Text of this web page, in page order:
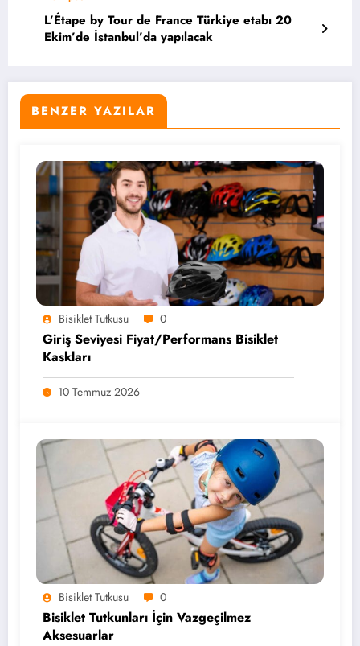
L’Étape by Tour de France Türkiye etabı 20
Ekim’de İstanbul’da yapılacak
BENZER YAZILAR
Bisiklet Tutkusu 0
Giriş Seviyesi Fiyat/Performans Bisiklet
Kaskları
10 Temmuz 2026
Bisiklet Tutkusu 0
Bisiklet Tutkunları İçin Vazgeçilmez
Aksesuarlar